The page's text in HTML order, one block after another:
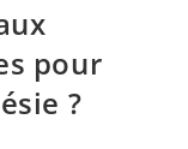
pour
?